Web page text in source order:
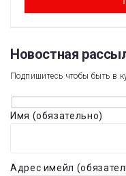
Новостная
Подпишитесь чтобы быть в
Имя (обязательно)
Адрес имейл